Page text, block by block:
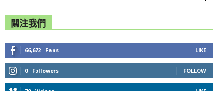
關注我們
66,672 Fans LIKE
0 Followers FOLLOW